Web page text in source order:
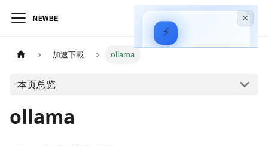
⚡
加速下載 ollama
本页总览
ollama